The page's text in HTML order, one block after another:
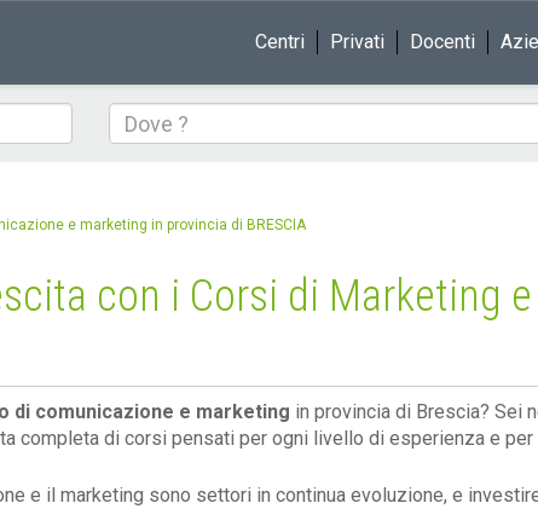
Centri Privati Docenti
Dove
e marketing in provincia di BRESCIA
con i Corsi di Marketing
di comunicazione e marketing in provincia di Brescia? Sei
completa di corsi pensati per ogni livello di esperienza e
e il marketing sono settori in continua evoluzione, e